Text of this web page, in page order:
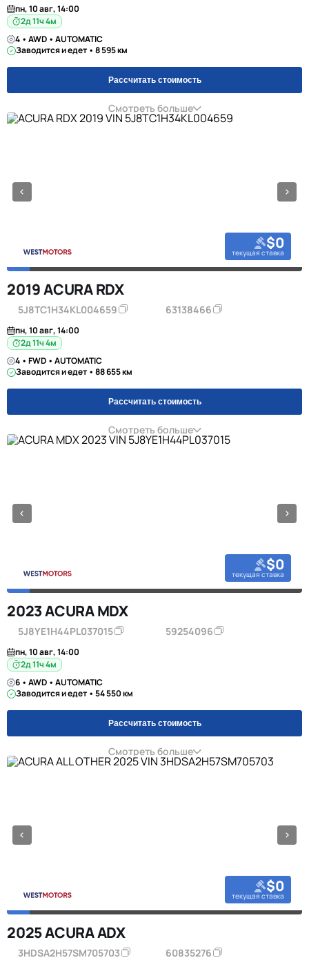
пн, 10 авг, 14:00
2д 11ч 4м
4 • AWD • AUTOMATIC
Заводится и едет • 8 595 км
Рассчитать стоимость
Смотреть больше
$0
текущая ставка
2019 ACURA RDX
5J8TC1H34KL004659 63138466
пн, 10 авг, 14:00
2д 11ч 4м
4 • FWD • AUTOMATIC
Заводится и едет • 88 655 км
Рассчитать стоимость
Смотреть больше
$0
текущая ставка
2023 ACURA MDX
5J8YE1H44PL037015 59254096
пн, 10 авг, 14:00
2д 11ч 4м
6 • AWD • AUTOMATIC
Заводится и едет • 54 550 км
Рассчитать стоимость
Смотреть больше
$0
текущая ставка
2025 ACURA ADX
3HDSA2H57SM705703 60835276